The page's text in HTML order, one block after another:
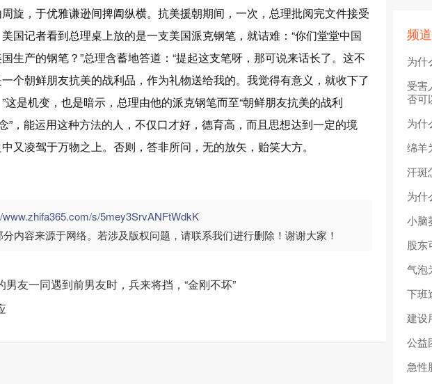
旋，于优雅谦逊间捭阖纵横。抗美援朝期间，一次，总理批阅完文件接受
国记者看到总理桌上放的是一支美国派克钢笔，就诘难：“你们堂堂中国
生产的钢笔？”总理含蓄地答道：“提起这支笔呀，那可说来话长了。这不
个朝鲜朋友抗美的战利品，作为礼物送给我的。我觉得有意义，就收下了
这是机变，也是暗示，总理由他的派克钢笔而至“朝鲜朋友抗美的战利
”，能运用这种方法的人，不仅口才好，德育高，而且思想达到一定的境
又凌驾于万物之上。否则，答非所问，无的放矢，贻笑大方。
www.zhifa365.com/s/5mey3SrvANFtWdkK
分内容来源于网络。若涉及版权问题，请联系我们进行删除！谢谢大家！
男友一同遇到前男友时，兵来将挡，“金刚不坏”
频
为什
受害
否可
为什
绵羊
汗斑
为什
小脑
股东
气泡
下班
建设
公益
急性